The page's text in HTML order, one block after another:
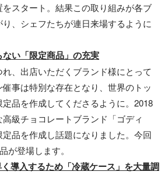
スタート。結果この取り組みが各ブ
、シェフたちが連日来場するように
い「限定商品」の充実
、出店いただくブランド様にとって
事は特別な存在となり、世界のトッ
品を作成してくださるように。2018
級チョコレートブランド「ゴディ
品を作成し話題になりました。今回
が登場します。
導入するため「冷蔵ケース」を大量調